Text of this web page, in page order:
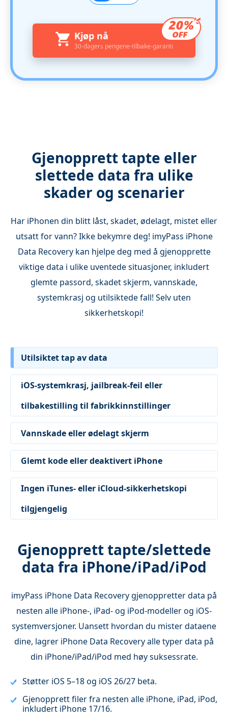
Kjøp nå
30-dagers pengene-tilbake-garanti
Gjenopprett tapte eller
slettede data fra ulike
skader og scenarier
Har iPhonen din blitt låst, skadet, ødelagt, mistet eller
utsatt for vann? Ikke bekymre deg! imyPass iPhone
Data Recovery kan hjelpe deg med å gjenopprette
viktige data i ulike uventede situasjoner, inkludert
glemte passord, skadet skjerm, vannskade,
systemkrasj og utilsiktede fall! Selv uten
sikkerhetskopi!
Utilsiktet tap av data
iOS-systemkrasj, jailbreak-feil eller
tilbakestilling til fabrikkinnstillinger
Vannskade eller ødelagt skjerm
Glemt kode eller deaktivert iPhone
Ingen iTunes- eller iCloud-sikkerhetskopi
tilgjengelig
Gjenopprett tapte/slettede
data fra iPhone/iPad/iPod
imyPass iPhone Data Recovery gjenoppretter data på
nesten alle iPhone-, iPad- og iPod-modeller og iOS-
systemversjoner. Uansett hvordan du mister dataene
dine, lagrer iPhone Data Recovery alle typer data på
din iPhone/iPad/iPod med høy suksessrate.
Støtter iOS 5–18 og iOS 26/27 beta.
Gjenopprett filer fra nesten alle iPhone, iPad, iPod,
inkludert iPhone 17/16.